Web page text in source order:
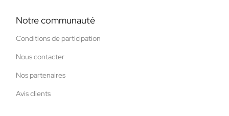
Notre communauté
Conditions de participation
Nous contacter
Nos partenaires
Avis clients